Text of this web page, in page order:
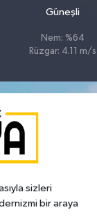
Güneşli
Nem: %64
Rüzgar: 4.11 m/s
sizleri
bir araya